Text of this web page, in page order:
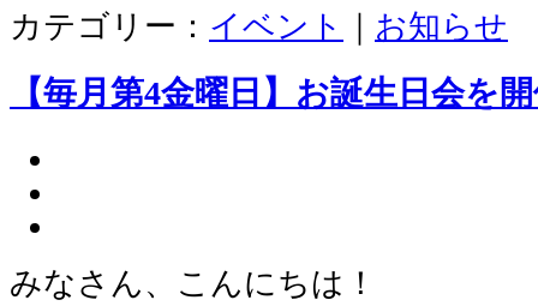
カテゴリー： イベント お知らせ
【毎月第4金曜日】お誕生日会を
みなさん、こんにちは！